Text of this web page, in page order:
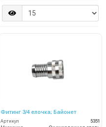
Фитинг 3/4 елочка; Байонет
Артикул
5351